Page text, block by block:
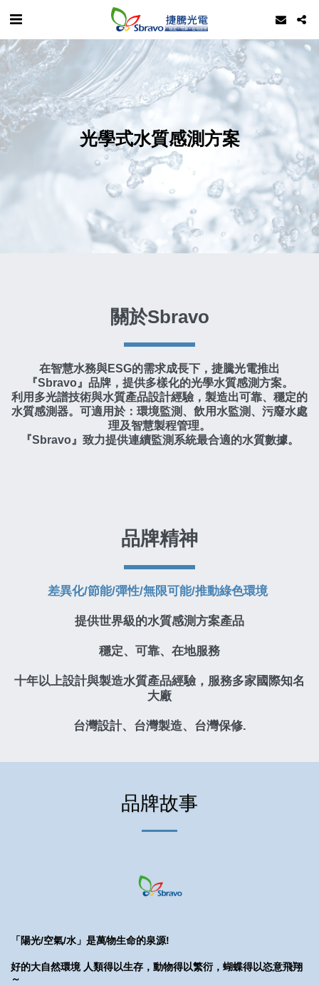
光學式水質感測方案
關於Sbravo
在智慧水務與ESG的需求成長下，捷騰光電推出
『Sbravo』品牌，提供多樣化的光學水質感測方案。
利用多光譜技術與水質產品設計經驗，製造出可靠、穩定的
水質感測器。可適用於：環境監測、飲用水監測、污廢水處
理及智慧製程管理。
『Sbravo』致力提供連續監測系統最合適的水質數據。
品牌精神
差異化/節能/彈性/無限可能/推動綠色環境
提供世界級的水質感測方案產品
穩定、可靠、在地服務
十年以上設計與製造水質產品經驗，服務多家國際知名
大廠
台灣設計、台灣製造、台灣保修.
品牌故事
「陽光/空氣/水」是萬物生命的泉源!
好的大自然環境 人類得以生存，動物得以繁衍，蝴蝶得以恣意飛翔
～